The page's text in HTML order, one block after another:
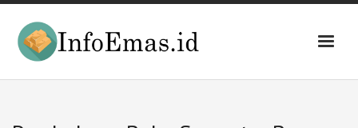
Skip
content